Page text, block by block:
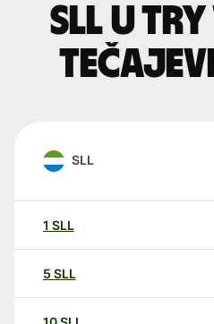
SLL u
SLL
1 SLL
5 SLL